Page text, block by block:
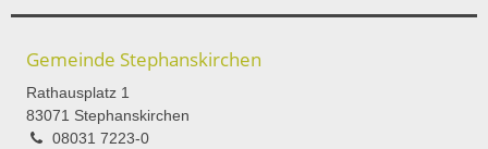
Gemeinde Stephanskirchen
Rathausplatz 1
83071 Stephanskirchen
08031 7223-0